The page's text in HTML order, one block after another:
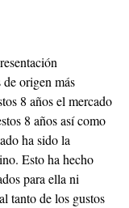
origen más
8 años el mercado
8 años así como
ha sido la
Esto ha hecho
para ella ni
tanto de los gustos